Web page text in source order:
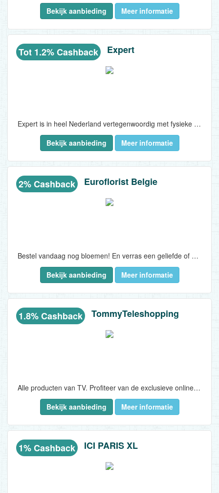
Bekijk aanbieding Meer informatie
Tot 1.2% Cashback Expert
Expert is in heel Nederland vertegenwoordig met fysieke winkels en bekend als verkoper én kenner van elektronica. Koop nu online bij Expert.nl via ons met korting..
Bekijk aanbieding
Meer informatie
2% Cashback Euroflorist Belgie
Bestel vandaag nog bloemen! En verras een geliefde of bekende...
Bekijk aanbieding
Meer informatie
1.8% Cashback TommyTeleshopping
Alle producten van TV. Profiteer van de exclusieve online aanbiedingen!..
Bekijk aanbieding
Meer informatie
1% Cashback ICI PARIS XL